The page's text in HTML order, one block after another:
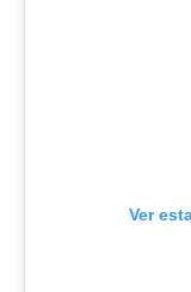
Ver